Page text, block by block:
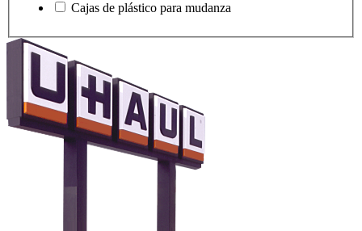
Cajas de plástico para mudanza